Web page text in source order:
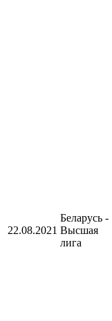
22.08.2021
Беларусь -
Высшая
лига